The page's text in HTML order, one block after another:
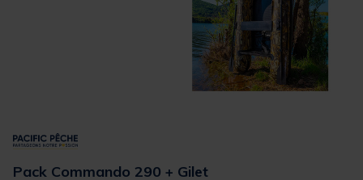
Pack Commando 290 + Gilet